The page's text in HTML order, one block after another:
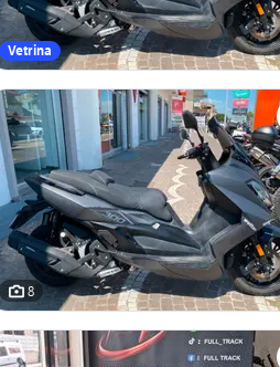
Vetrina
8